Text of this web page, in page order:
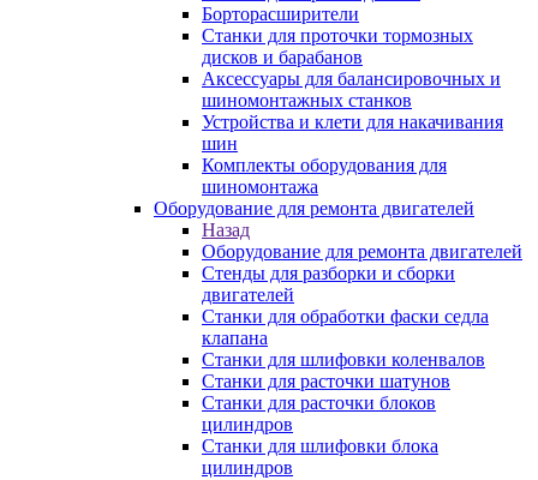
Борторасширители
Станки для проточки тормозных
дисков и барабанов
Аксессуары для балансировочных и
шиномонтажных станков
Устройства и клети для накачивания
шин
Комплекты оборудования для
шиномонтажа
Оборудование для ремонта двигателей
Назад
Оборудование для ремонта двигателей
Стенды для разборки и сборки
двигателей
Станки для обработки фаски седла
клапана
Станки для шлифовки коленвалов
Станки для расточки шатунов
Станки для расточки блоков
цилиндров
Станки для шлифовки блока
цилиндров